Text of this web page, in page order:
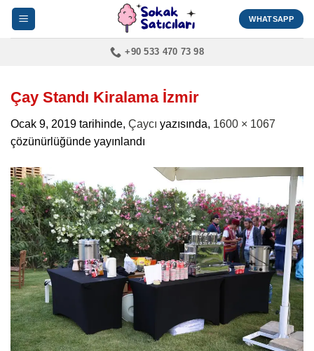
İçeriğe
atla
WHATSAPP
+90 533 470 73 98
Çay Standı Kiralama İzmir
Ocak 9, 2019 tarihinde, Çaycı yazısında, 1600 × 1067
çözünürlüğünde yayınlandı